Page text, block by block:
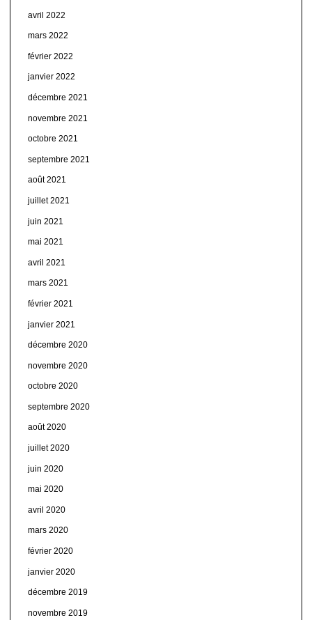
avril 2022
mars 2022
février 2022
janvier 2022
décembre 2021
novembre 2021
octobre 2021
septembre 2021
août 2021
juillet 2021
juin 2021
mai 2021
avril 2021
mars 2021
février 2021
janvier 2021
décembre 2020
novembre 2020
octobre 2020
septembre 2020
août 2020
juillet 2020
juin 2020
mai 2020
avril 2020
mars 2020
février 2020
janvier 2020
décembre 2019
novembre 2019